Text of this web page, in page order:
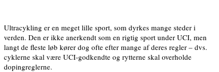
Ultracykling er en meget lille sport, som dyrkes mange steder i
verden. Den er ikke anerkendt som en rigtig sport under UCI, men
langt de fleste løb kører dog ofte efter mange af deres regler – dvs.
cyklerne skal være UCI-godkendte og rytterne skal overholde
dopingreglerne.